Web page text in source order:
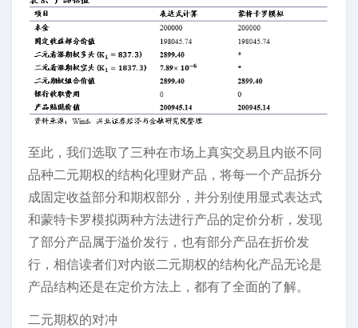
至此，我们选取了三种在市场上真实交易且内嵌不同
品种二元期权的结构化理财产品，将每一个产品拆分
成固定收益部分和期权部分，并分别使用显式表达式
和蒙特卡罗模拟两种方法进行产品的定价分析，发现
了部分产品属于溢价发行，也有部分产品在折价发
行，相信读者们对内嵌二元期权的结构化产品无论是
产品结构还是在定价方法上，都有了全面的了解。
二元期权的对冲